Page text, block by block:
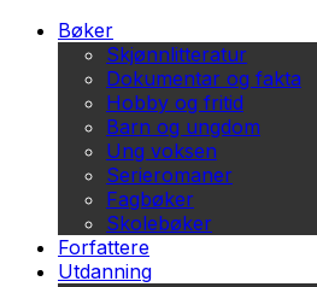
Bøker
Skjønnlitteratur
Dokumentar og fakta
Hobby og fritid
Barn og ungdom
Ung voksen
Serieromaner
Fagbøker
Skolebøker
Forfattere
Utdanning